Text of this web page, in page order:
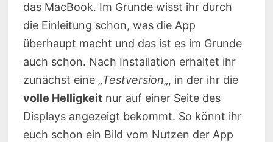
das MacBook. Im Grunde wisst ihr durch
die Einleitung schon, was die App
überhaupt macht und das ist es im Grunde
auch schon. Nach Installation erhaltet ihr
zunächst eine „Testversion„, in der ihr die
volle Helligkeitnur auf einer Seite des
Displays angezeigt bekommt. So könnt ihr
euch schon ein Bild vom Nutzen der App